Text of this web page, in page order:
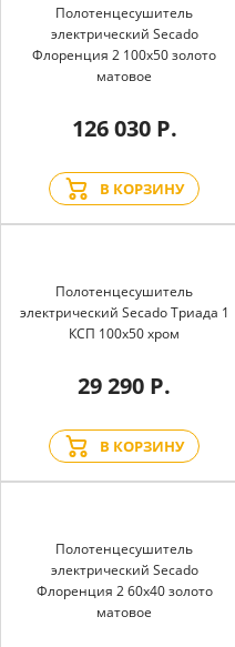
Полотенцесушитель
электрический Secado
Флоренция 2 100x50 золото
матовое
126 030 Р.
В КОРЗИНУ
Полотенцесушитель
электрический Secado Триада 1
КСП 100x50 хром
29 290 Р.
В КОРЗИНУ
Полотенцесушитель
электрический Secado
Флоренция 2 60x40 золото
матовое